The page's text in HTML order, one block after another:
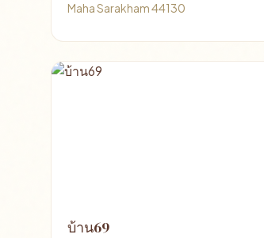
Maha Sarakham 44130
บ้าน69